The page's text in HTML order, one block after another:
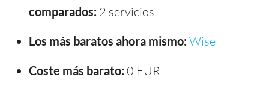
comparados: 2 servicios
Los más baratos ahora mismo: Wise
Coste más barato: 0 EUR